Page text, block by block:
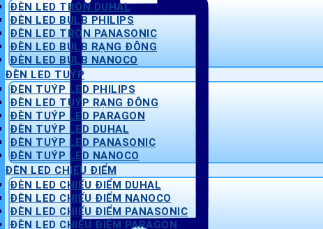
ĐÈN LED TRÒN DUHAL
ĐÈN LED BULB PHILIPS
ĐÈN LED TRÒN PANASONIC
ĐÈN LED BULB RẠNG ĐÔNG
ĐÈN LED BULB NANOCO
ĐÈN LED TUÝP
ĐÈN TUÝP LED PHILIPS
ĐÈN LED TUÝP RẠNG ĐÔNG
ĐÈN TUÝP LED PARAGON
ĐÈN TUÝP LED DUHAL
ĐÈN TUÝP LED PANASONIC
ĐÈN TUÝP LED NANOCO
ĐÈN LED CHIẾU ĐIỂM
ĐÈN LED CHIẾU ĐIỂM DUHAL
ĐÈN LED CHIẾU ĐIỂM NANOCO
ĐÈN LED CHIẾU ĐIỂM PANASONIC
ĐÈN LED CHIẾU ĐIỂM PARAGON